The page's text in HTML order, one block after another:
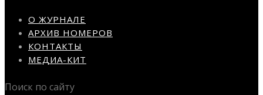
О ЖУРНАЛЕ
АРХИВ НОМЕРОВ
КОНТАКТЫ
МЕДИА-КИТ
Поиск по сайту